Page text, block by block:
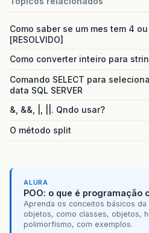
Como saber se um mes tem 4
[RESOLVIDO]
Como converter inteiro para
Comando SELECT para
data SQL SERVER
&, &&, |, ||. Qndo usar?
O método split
ALURA
POO: o que é programação
Aprenda os conceitos básicos
objetos, como classes, objetos,
polimorfismo, com exemplos.